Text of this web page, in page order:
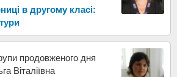
в другому класі:
продовженого дня
Віталіївна